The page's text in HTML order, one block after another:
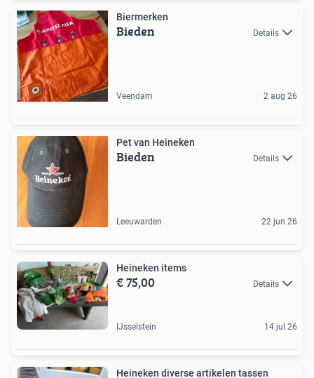
Biermerken
Bieden Details
Veendam 2 aug 26
Pet van Heineken
Bieden Details
Leeuwarden 22 jun 26
Heineken items
€ 75,00 Details
IJsselstein 14 jul 26
Heineken diverse artikelen tassen